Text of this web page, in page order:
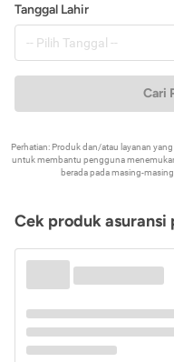
Tanggal Lahir
Cari
Perhatian: Produk dan/atau layanan
untuk membantu pengguna
berada pada masing-
Cek produk